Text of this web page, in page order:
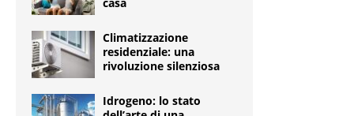
Climatizzazione
residenziale: una
rivoluzione silenziosa
Idrogeno: lo stato